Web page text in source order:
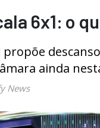
6x1: o
propõe
ainda
News